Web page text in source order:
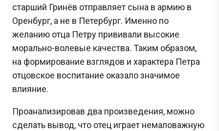
старший Гринёв отправляет сына в армию в
Оренбург, а не в Петербург. Именно по
желанию отца Петру прививали высокие
морально-волевые качества. Таким образом,
на формирование взглядов и характера Петра
отцовское воспитание оказало значимое
влияние.
Проанализировав два произведения, можно
сделать вывод, что отец играет немаловажную